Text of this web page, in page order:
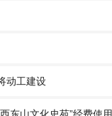
动工建设